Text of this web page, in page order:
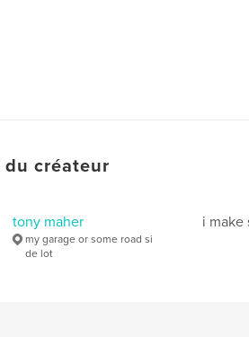
du créateur
tony maher
my garage or some road si
de lot
i make